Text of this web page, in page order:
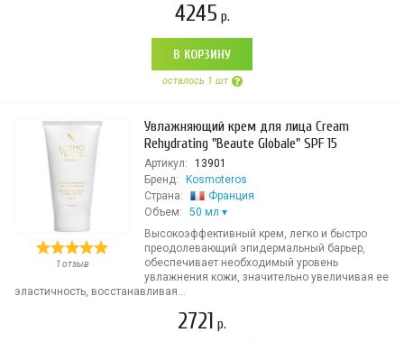
4245 р.
В КОРЗИНУ
осталось 1 шт
1 отзыв
Увлажняющий крем для лица Cream
Rehydrating "Beaute Globale" SPF 15
Артикул:
13901
Бренд:
Kosmoteros
Страна:
Франция
Объем:
50 мл
Высокоэффективный крем, легко и быстро
преодолевающий эпидермальный барьер,
обеспечивает необходимый уровень
увлажнения кожи, значительно увеличивая ее
эластичность, восстанавливая...
2721 р.